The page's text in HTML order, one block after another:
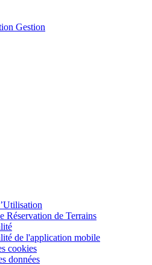
Gestion
Réservation de Terrains
de l'application mobile
cookies
données